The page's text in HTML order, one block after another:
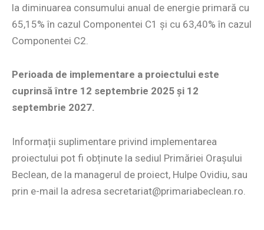
la diminuarea consumului anual de energie primară cu
65,15% în cazul Componentei C1 și cu 63,40% în cazul
Componentei C2.
Perioada de implementare a proiectului este
cuprinsă între 12 septembrie 2025 și 12
septembrie 2027.
Informații suplimentare privind implementarea
proiectului pot fi obținute la sediul Primăriei Orașului
Beclean, de la managerul de proiect, Hulpe Ovidiu, sau
prin e-mail la adresa secretariat@primariabeclean.ro.